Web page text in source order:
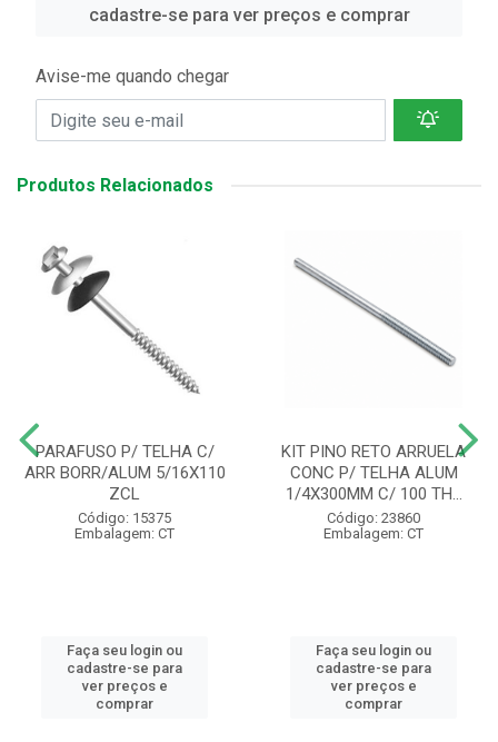
cadastre-se para ver preços e comprar
Avise-me quando chegar
Produtos Relacionados
PARAFUSO P/ TELHA C/
ARR BORR/ALUM 5/16X110
ZCL
Código: 15375
Embalagem: CT
Faça seu login ou
cadastre-se para
ver preços e
comprar
KIT PINO RETO ARRUELA
CONC P/ TELHA ALUM
1/4X300MM C/ 100 TH...
Código: 23860
Embalagem: CT
Faça seu login ou
cadastre-se para
ver preços e
comprar